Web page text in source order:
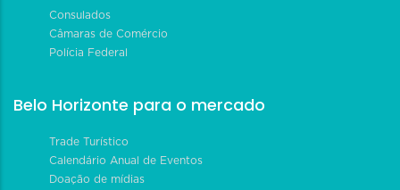
Consulados
Câmaras de Comércio
Polícia Federal
Belo Horizonte para o mercado
Trade Turístico
Calendário Anual de Eventos
Doação de mídias